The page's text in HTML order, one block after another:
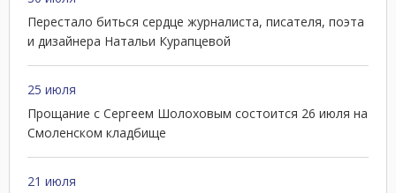
Перестало биться сердце журналиста, писателя, поэта
и дизайнера Натальи Курапцевой
25 июля
Прощание с Сергеем Шолоховым состоится 26 июля на
Смоленском кладбище
21 июля